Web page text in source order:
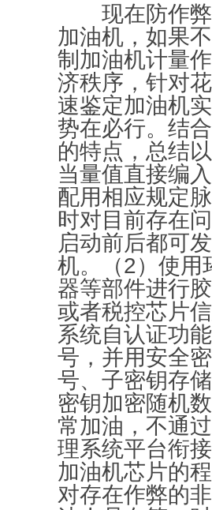
现在防作弊
加油机，如果
制加油机计量
济秩序，针对
速鉴定加油机
势在必行。结
的特点，总结
当量值直接编
配用相应规定
时对目前存在
启动前后都可
机。（2）使用
器等部件进行
或者税控芯片
系统自认证功
号，并用安全
号、子密钥存
密钥加密随机
常加油，不通
理系统平台衔
加油机芯片的
对存在作弊的